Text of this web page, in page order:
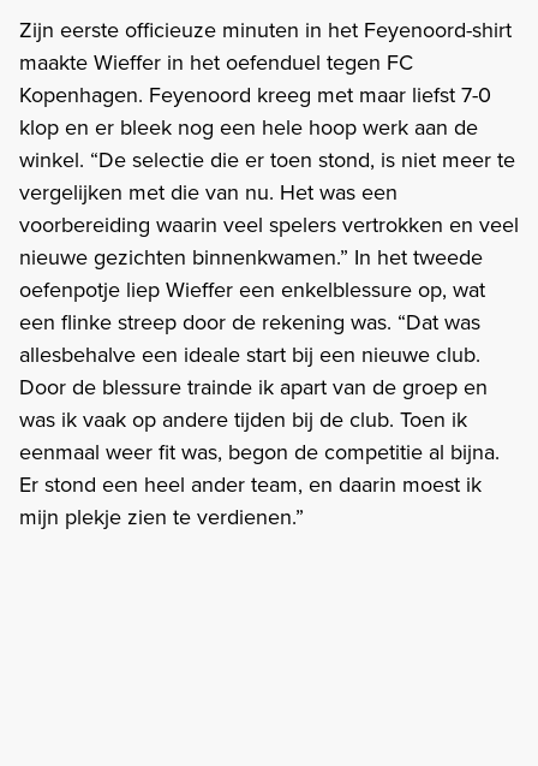
Zijn eerste officieuze minuten in het Feyenoord-shirt
maakte Wieffer in het oefenduel tegen FC
Kopenhagen. Feyenoord kreeg met maar liefst 7-0
klop en er bleek nog een hele hoop werk aan de
winkel. “De selectie die er toen stond, is niet meer te
vergelijken met die van nu. Het was een
voorbereiding waarin veel spelers vertrokken en veel
nieuwe gezichten binnenkwamen.” In het tweede
oefenpotje liep Wieffer een enkelblessure op, wat
een flinke streep door de rekening was. “Dat was
allesbehalve een ideale start bij een nieuwe club.
Door de blessure trainde ik apart van de groep en
was ik vaak op andere tijden bij de club. Toen ik
eenmaal weer fit was, begon de competitie al bijna.
Er stond een heel ander team, en daarin moest ik
mijn plekje zien te verdienen.”